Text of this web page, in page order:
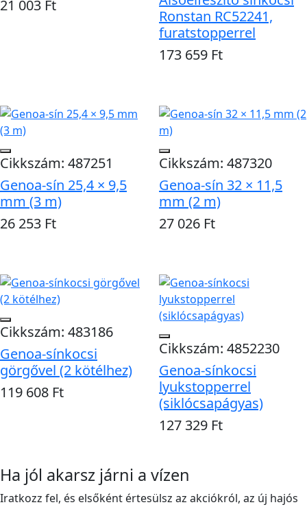
21 003 Ft
Ronstan RC52241,
furatstopperrel
173 659 Ft
Cikkszám: 487251
Genoa-sín 25,4 × 9,5
mm (3 m)
26 253 Ft
Cikkszám: 487320
Genoa-sín 32 × 11,5
mm (2 m)
27 026 Ft
Cikkszám: 483186
Genoa-sínkocsi
görgővel (2 kötélhez)
119 608 Ft
Cikkszám: 4852230
Genoa-sínkocsi
lyukstopperrel
(siklócsapágyas)
127 329 Ft
Ha jól akarsz járni a vízen
Iratkozz fel, és elsőként értesülsz az akciókról, az új hajós